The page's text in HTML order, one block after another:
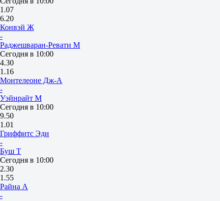
1.07
6.20
Конвэй Ж
-
Раджешваран-Ревати М
Сегодня в 10:00
4.30
1.16
Монтелеоне Дж-А
-
Уэйнрайт М
Сегодня в 10:00
9.50
1.01
Гриффитс Эди
-
Буш Т
Сегодня в 10:00
2.30
1.55
Райна А
-